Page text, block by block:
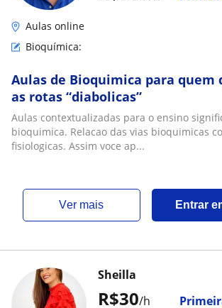
Aulas online
Bioquímica:
Aulas de Bioquimica para quem
as rotas “diabolicas”
Aulas contextualizadas para o ensino
bioquimica. Relacao das vias bioquimicas
fisiologicas. Assim voce ap...
ver mais Entrar
R$30/h
Sheilla